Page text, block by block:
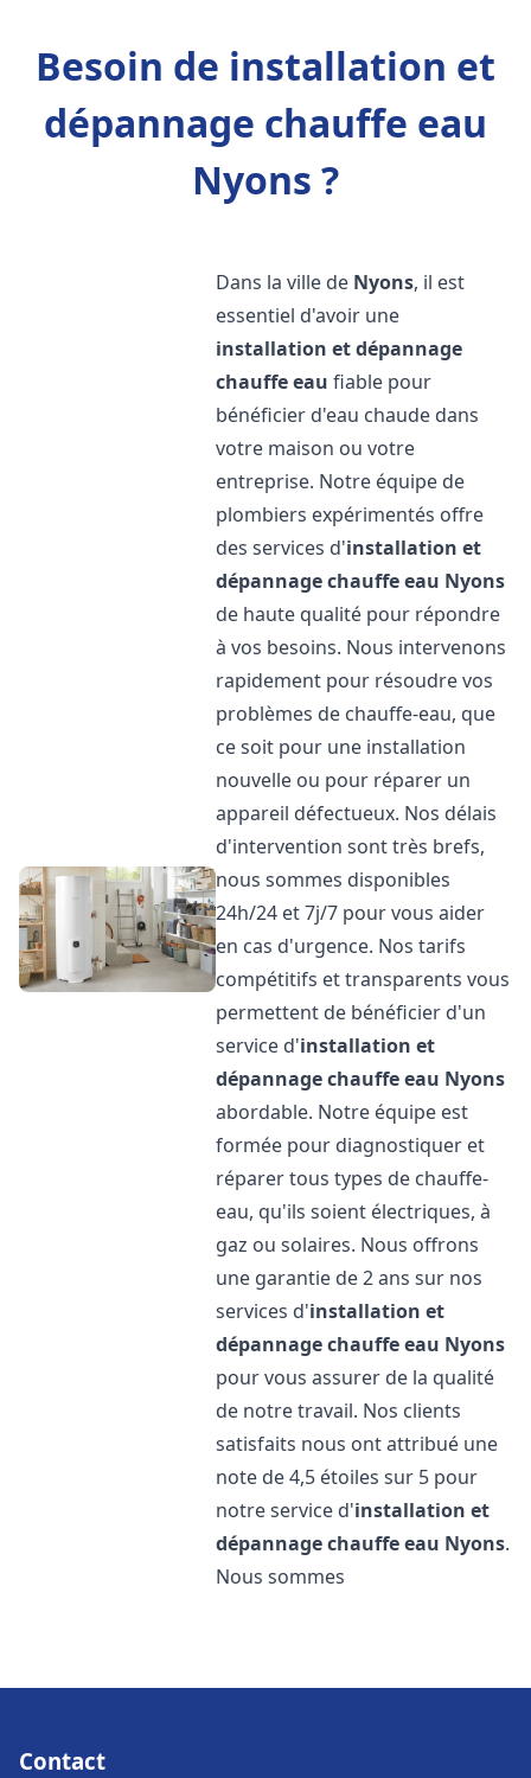
Besoin de installation et
dépannage chauffe eau
Nyons ?
Dans la ville de Nyons, il est
essentiel d'avoir une
installation et dépannage
chauffe eau fiable pour
bénéficier d'eau chaude dans
votre maison ou votre
entreprise. Notre équipe de
plombiers expérimentés offre
des services d'installation et
dépannage chauffe eau Nyons
de haute qualité pour répondre
à vos besoins. Nous intervenons
rapidement pour résoudre vos
problèmes de chauffe-eau, que
ce soit pour une installation
nouvelle ou pour réparer un
appareil défectueux. Nos délais
d'intervention sont très brefs,
nous sommes disponibles
24h/24 et 7j/7 pour vous aider
en cas d'urgence. Nos tarifs
compétitifs et transparents vous
permettent de bénéficier d'un
service d'installation et
dépannage chauffe eau Nyons
abordable. Notre équipe est
formée pour diagnostiquer et
réparer tous types de chauffe-
eau, qu'ils soient électriques, à
gaz ou solaires. Nous offrons
une garantie de 2 ans sur nos
services d'installation et
dépannage chauffe eau Nyons
pour vous assurer de la qualité
de notre travail. Nos clients
satisfaits nous ont attribué une
note de 4,5 étoiles sur 5 pour
notre service d'installation et
dépannage chauffe eau Nyons.
Nous sommes
Contact